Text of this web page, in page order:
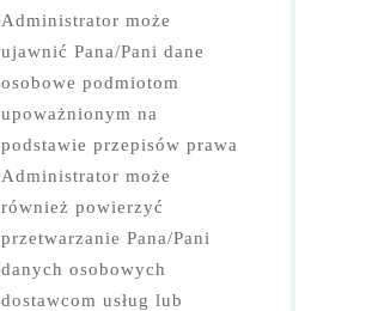
Administrator może
ujawnić Pana/Pani dane
osobowe podmiotom
upoważnionym na
podstawie przepisów prawa
Administrator może
również powierzyć
przetwarzanie Pana/Pani
danych osobowych
dostawcom usług lub